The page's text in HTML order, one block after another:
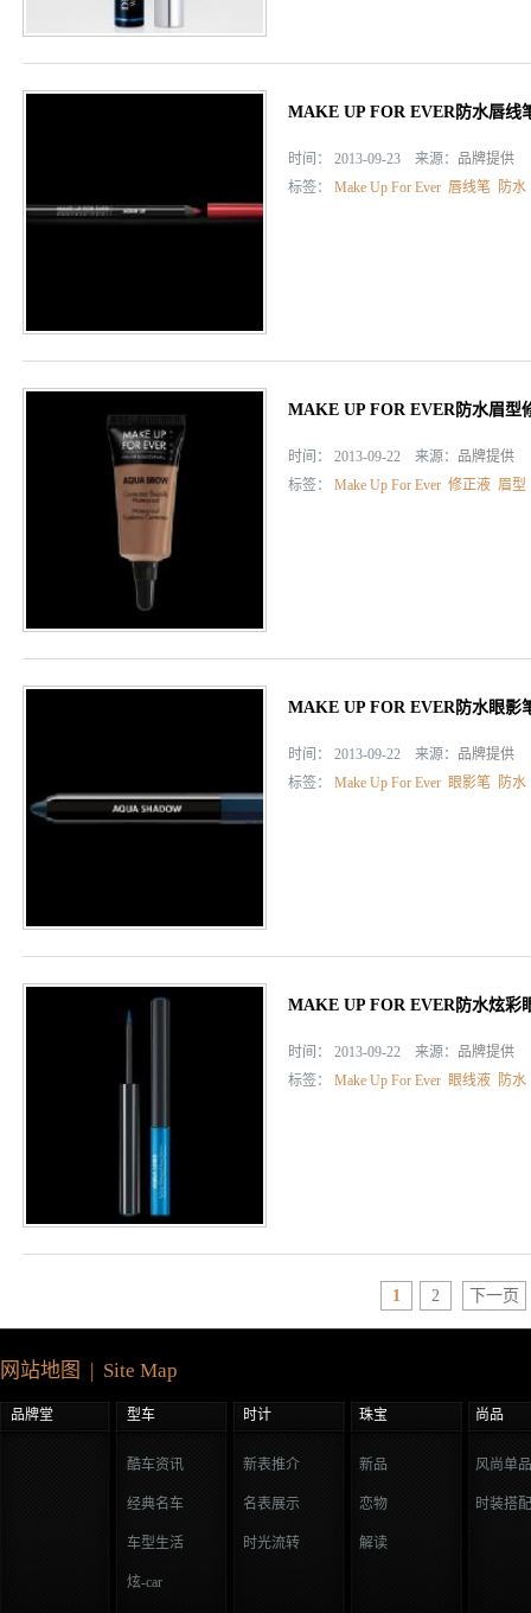
MAKE UP FOR EVER防水唇线
时间： 2013-09-23 来源： 品牌提供
标签： Make Up For Ever 唇线笔 防水
MAKE UP FOR EVER防水眉型
时间： 2013-09-22 来源： 品牌提供
标签： Make Up For Ever 修正液 眉型
MAKE UP FOR EVER防水眼影
时间： 2013-09-22 来源： 品牌提供
标签： Make Up For Ever 眼影笔 防水
MAKE UP FOR EVER防水炫彩
时间： 2013-09-22 来源： 品牌提供
标签： Make Up For Ever 眼线液 防水
1 2 下一页
网站地图 | Site Map
品牌堂 型车 时计 珠宝 尚品
酷车资讯
经典名车
车型生活
炫-car
新表推介
名表展示
时光流转
新品
恋物
解读
风尚单品
时装搭配